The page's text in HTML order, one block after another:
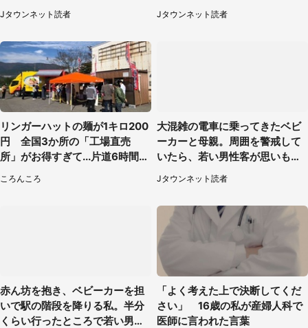
車に道を尋ねたら...」（埼玉
県・60代女性）
Jタウンネット読者 Jタウンネット読者
リンガーハットの麺が1キロ200
円 全国3か所の「工場直売
所」がお得すぎて...片道6時間か
ころんころ
大混雑の電車に乗ってきたベビ
ーカーと母親。周囲を警戒して
いたら、若い男性客が思いもよ
らぬ行動に（東京都・50代女
性）
Jタウンネット読者
赤ん坊を抱き、ベビーカーを担
いで駅の階段を降りる私。半分
くらい行ったところで若い男性
「よく考えた上で決断してくだ
さい」 16歳の私が産婦人科で
医師に言われた言葉